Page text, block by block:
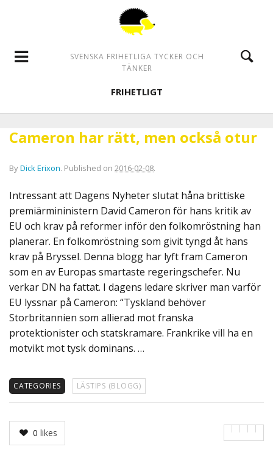
SVENSKA FRIHETLIGA TYCKER OCH
TÄNKER
FRIHETLIGT
Cameron har rätt, men också otur
ByDick Erixon. Published on 2016-02-08.
Intressant att Dagens Nyheter slutat håna brittiske
premiärmininistern David Cameron för hans kritik av
EU och krav på reformer inför den folkomröstning han
planerar. En folkomröstning som givit tyngd åt hans
krav på Bryssel. Denna blogg har lyft fram Cameron
som en av Europas smartaste regeringschefer. Nu
verkar DN ha fattat. I dagens ledare skriver man varför
EU lyssnar på Cameron: “Tyskland behöver
Storbritannien som allierad mot franska
protektionister och statskramare. Frankrike vill ha en
motvikt mot tysk dominans. …
CATEGORIES LÄSTIPS (BLOGG)
0 likes